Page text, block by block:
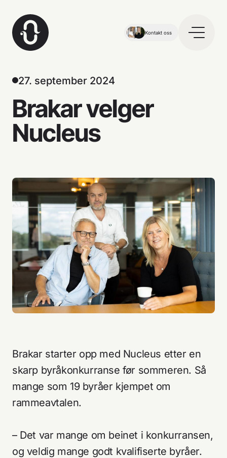
Kontakt oss
27. september 2024
Brakar velger
Nucleus
Brakar starter opp med Nucleus etter en
skarp byråkonkurranse før sommeren. Så
mange som 19 byråer kjempet om
rammeavtalen.
– Det var mange om beinet i konkurransen,
og veldig mange godt kvalifiserte byråer.